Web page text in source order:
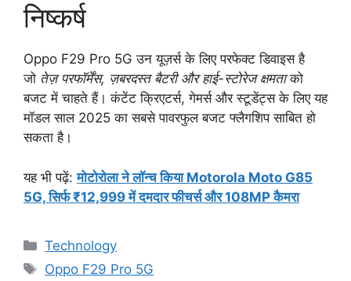
निष्कर्ष
Oppo F29 Pro 5G उन यूज़र्स के लिए परफेक्ट डिवाइस है
जो तेज़ परफॉर्मेंस, ज़बरदस्त बैटरी और हाई-स्टोरेज क्षमताको
बजट में चाहते हैं। कंटेंट क्रिएटर्स, गेमर्स और स्टूडेंट्स के लिए यह
मॉडल साल 2025 का सबसे पावरफुल बजट फ्लैगशिप साबित हो
सकता है।
यह भी पढ़ें:मोटोरोला ने लॉन्च किया Motorola Moto G85
5G, सिर्फ ₹12,999 में दमदार फीचर्स और 108MP कैमरा
Categories
Technology
Tags
Oppo F29 Pro 5G